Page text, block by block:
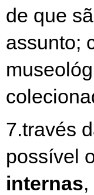
de que
assunto;
7.través
possível
internas